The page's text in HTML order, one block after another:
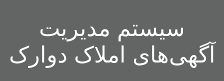
سیستم مدیریت
آگهی‌های املاک دوارک